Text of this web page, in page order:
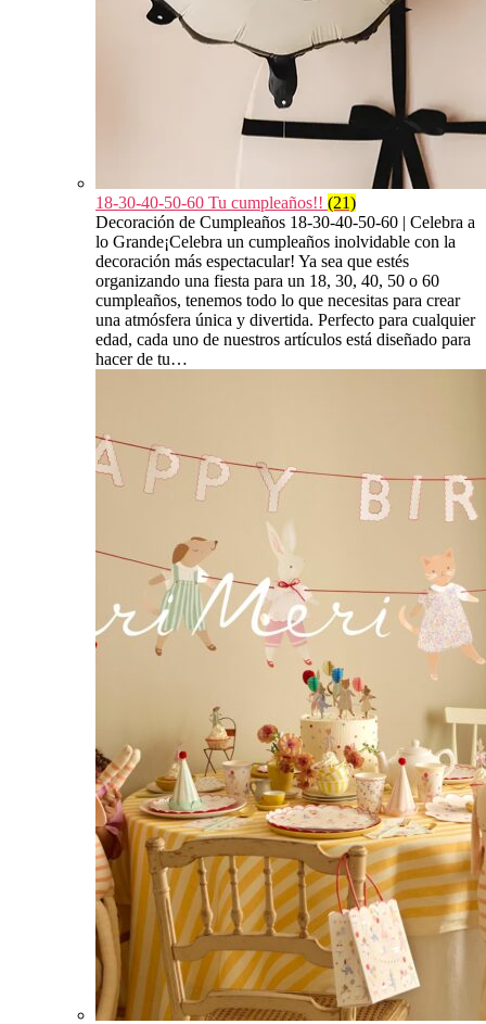
18-30-40-50-60 Tu cumpleaños!! (21)
Decoración de Cumpleaños 18-30-40-50-60 | Celebra a
lo Grande¡Celebra un cumpleaños inolvidable con la
decoración más espectacular! Ya sea que estés
organizando una fiesta para un 18, 30, 40, 50 o 60
cumpleaños, tenemos todo lo que necesitas para crear
una atmósfera única y divertida. Perfecto para cualquier
edad, cada uno de nuestros artículos está diseñado para
hacer de tu…